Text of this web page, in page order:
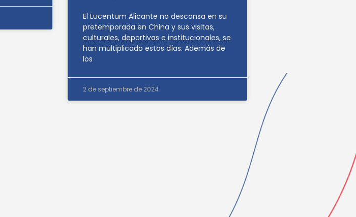
El Lucentum Alicante no descansa en su
pretemporada en China y sus visitas,
culturales, deportivas e institucionales, se
han multiplicado estos días. Además de
los
2 de septiembre de 2024